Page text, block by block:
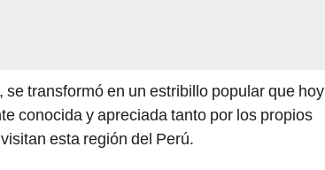
transformó en un estribillo popular que hoy
conocida y apreciada tanto por los propios
esta región del Perú.